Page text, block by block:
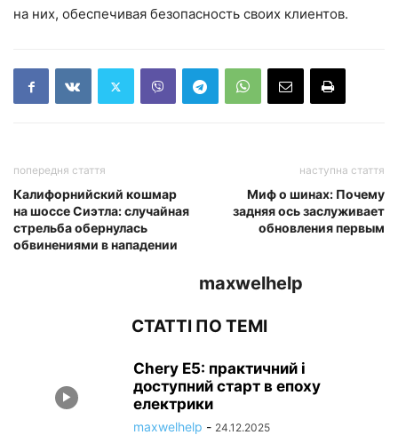
на них, обеспечивая безопасность своих клиентов.
попередня стаття
Калифорнийский кошмар
на шоссе Сиэтла: случайная
стрельба обернулась
обвинениями в нападении
наступна стаття
Миф о шинах: Почему
задняя ось заслуживает
обновления первым
maxwelhelp
СТАТТІ ПО ТЕМІ
Chery E5: практичний і
доступний старт в епоху
електрики
maxwelhelp - 24.12.2025